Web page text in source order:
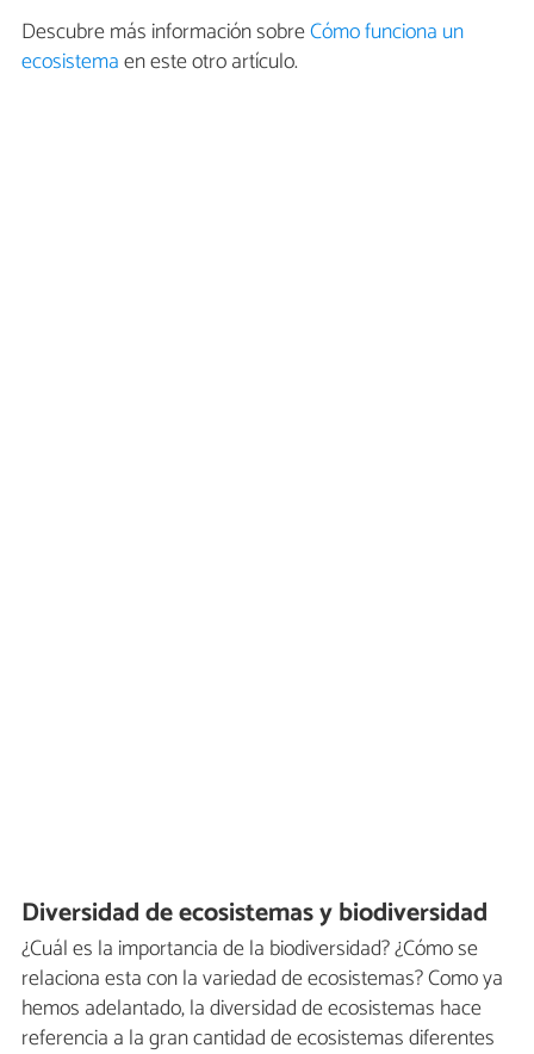
Descubre más información sobreCómo funciona un
ecosistemaen este otro artículo.
Diversidad de ecosistemas y biodiversidad
¿Cuál es la importancia de la biodiversidad? ¿Cómo se
relaciona esta con la variedad de ecosistemas? Como ya
hemos adelantado, la diversidad de ecosistemas hace
referencia a la gran cantidad de ecosistemas diferentes